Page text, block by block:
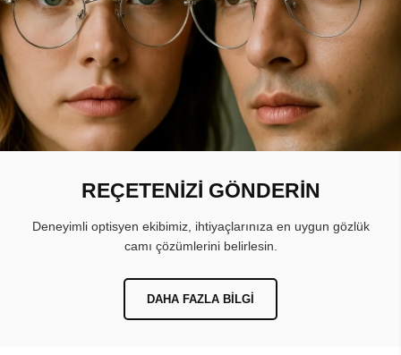
REÇETENİZİ GÖNDERİN
Deneyimli optisyen ekibimiz, ihtiyaçlarınıza en uygun gözlük
camı çözümlerini belirlesin.
DAHA FAZLA BILGI